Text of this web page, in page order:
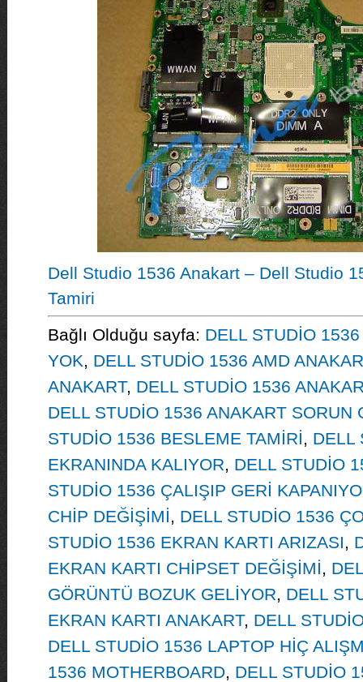
Dell Studio 1536 Anakart – Dell Studio
Tamiri
Bağlı Olduğu sayfa: DELL STUDİO
YOK, DELL STUDİO 1536 AMD
ANAKART, DELL STUDİO 1536
DELL STUDİO 1536 ANAKART SORUN
STUDİO 1536 BESLEME TAMİRİ, DELL
EKRANINDA KALIYOR, DELL STUDİO
STUDİO 1536 ÇALIŞIP GERİ
CHİP DEĞİŞİMİ, DELL STUDİO 1536
STUDİO 1536 EKRAN KARTI ARIZASI,
EKRAN KARTI CHİPSET DEĞİŞİMİ,
GÖRÜNTÜ BOZUK GELİYOR, DELL
EKRAN KARTI ANAKART, DELL
DELL STUDİO 1536 LAPTOP HİÇ
1536 MOTHERBOARD, DELL STUDİO